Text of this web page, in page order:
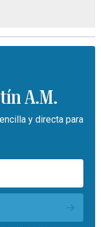
A.M.
y directa para